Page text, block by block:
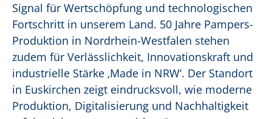
Signal für Wertschöpfung und technologischen
Fortschritt in unserem Land. 50 Jahre Pampers-
Produktion in Nordrhein-Westfalen stehen
zudem für Verlässlichkeit, Innovationskraft und
industrielle Stärke ‚Made in NRW‘. Der Standort
in Euskirchen zeigt eindrucksvoll, wie moderne
Produktion, Digitalisierung und Nachhaltigkeit